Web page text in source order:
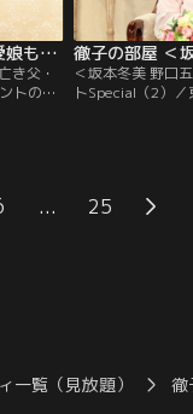
徹子の部屋 ＜辺見えみり＞愛娘も中学生に…亡き父・西郷輝彦さんとの思い出も（2026/07/28放送分）
き父・
トの辺
時に両
＜坂本冬美 野口
トSpecial（2）
郎さんはアカペ
... 25
一覧（見放題） 徹